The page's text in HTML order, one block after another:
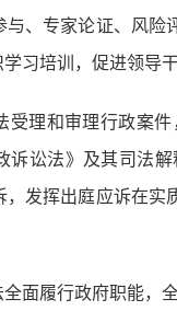
、专家论证、风
习培训，促进领导
受理和审理行政案
诉讼法》及其司法
发挥出庭应诉在
面履行政府职能，